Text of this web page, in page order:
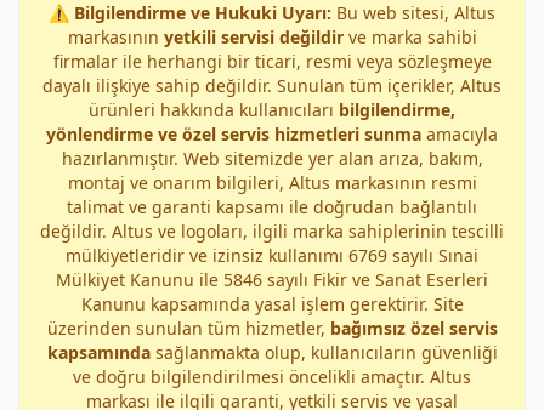
⚠️ Bilgilendirme ve Hukuki Uyarı: Bu web sitesi, Altus
markasının yetkili servisi değildirve marka sahibi
firmalar ile herhangi bir ticari, resmi veya sözleşmeye
dayalı ilişkiye sahip değildir. Sunulan tüm içerikler, Altus
ürünleri hakkında kullanıcıları bilgilendirme,
yönlendirme ve özel servis hizmetleri sunma amacıyla
hazırlanmıştır. Web sitemizde yer alan arıza, bakım,
montaj ve onarım bilgileri, Altus markasının resmi
talimat ve garanti kapsamı ile doğrudan bağlantılı
değildir. Altus ve logoları, ilgili marka sahiplerinin tescilli
mülkiyetleridir ve izinsiz kullanımı 6769 sayılı Sınai
Mülkiyet Kanunu ile 5846 sayılı Fikir ve Sanat Eserleri
Kanunu kapsamında yasal işlem gerektirir. Site
üzerinden sunulan tüm hizmetler, bağımsız özel servis
kapsamındasağlanmakta olup, kullanıcıların güvenliği
ve doğru bilgilendirilmesi öncelikli amaçtır. Altus
markası ile ilgili garanti, yetkili servis ve yasal